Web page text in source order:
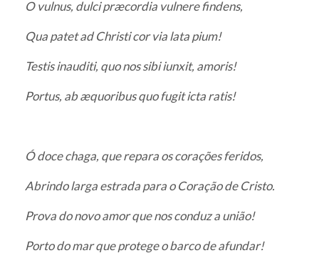
O vulnus, dulci præcordia vulnere findens,
Qua patet ad Christi cor via lata pium!
Testis inauditi, quo nos sibi iunxit, amoris!
Portus, ab æquoribus quo fugit icta ratis!
Ó doce chaga, que repara os corações feridos,
Abrindo larga estrada para o Coração de Cristo.
Prova do novo amor que nos conduz a união!
Porto do mar que protege o barco de afundar!